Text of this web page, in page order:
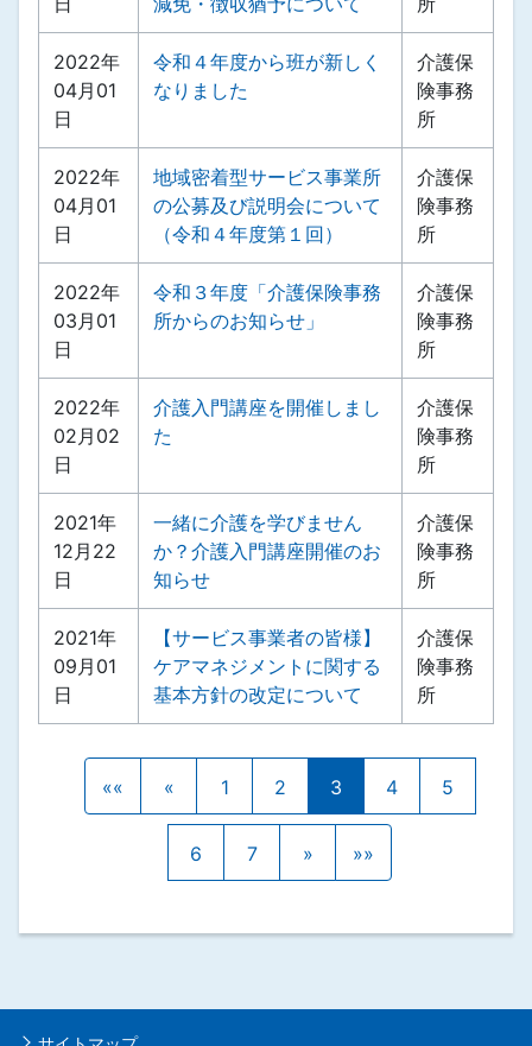
2022年
04月01
日
令和４年度から班が新しく
なりました
介護保
険事務
所
2022年
04月01
日
地域密着型サービス事業所
の公募及び説明会について
（令和４年度第１回）
介護保
険事務
所
2022年
03月01
日
令和３年度「介護保険事務
所からのお知らせ」
介護保
険事務
所
2022年
02月02
日
介護入門講座を開催しまし
た
介護保
険事務
所
2021年
12月22
日
一緒に介護を学びません
か？介護入門講座開催のお
知らせ
介護保
険事務
所
2021年
09月01
日
【サービス事業者の皆様】
ケアマネジメントに関する
基本方針の改定について
介護保
険事務
所
«« « 1 2 3 4 5
6 7 » »»